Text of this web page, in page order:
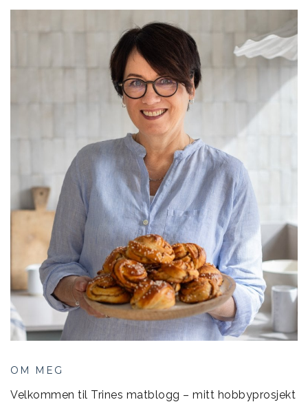
OM MEG
Velkommen til Trines matblogg – mitt hobbyprosjekt